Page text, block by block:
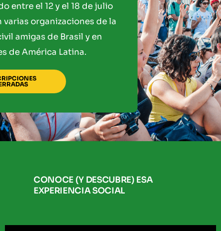
entre el 12 y el 18 de julio
varias organizaciones de la
amigas de Brasil y en
de América Latina.
CONOCE (Y DESCUBRE) ESA
EXPERIENCIA SOCIAL